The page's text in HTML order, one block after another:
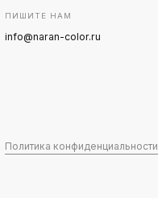
ПИШИТЕ НАМ
info@naran-color.ru
Политика конфиденциальности